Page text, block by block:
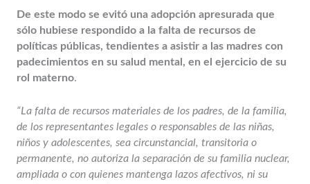
De este modo se evitó una adopción apresurada que
sólo hubiese respondido a la falta de recursos de
políticas públicas, tendientes a asistir a las madres con
padecimientos en su salud mental, en el ejercicio de su
rol materno.
“La falta de recursos materiales de los padres, de la familia,
de los representantes legales o responsables de las niñas,
niños y adolescentes, sea circunstancial, transitoria o
permanente, no autoriza la separación de su familia nuclear,
ampliada o con quienes mantenga lazos afectivos, ni su